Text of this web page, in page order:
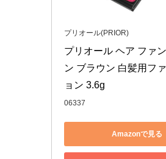
プリオール(PRIOR)
プリオール ヘア ファ
ン ブラウン 白髪用フ
ョン 3.6g
06337
Amazonで見る